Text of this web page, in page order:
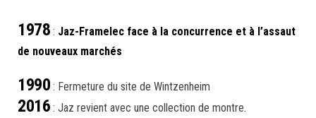
1978 : Jaz-Framelec face à la concurrence et à l’assaut
de nouveaux marchés
1990 : Fermeture du site de Wintzenheim
2016 : Jaz revient avec une collection de montre.